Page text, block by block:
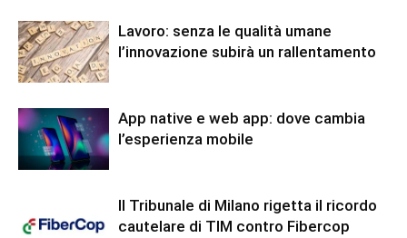
Lavoro: senza le qualità umane
l’innovazione subirà un rallentamento
App native e web app: dove cambia
l’esperienza mobile
Il Tribunale di Milano rigetta il ricordo
cautelare di TIM contro Fibercop